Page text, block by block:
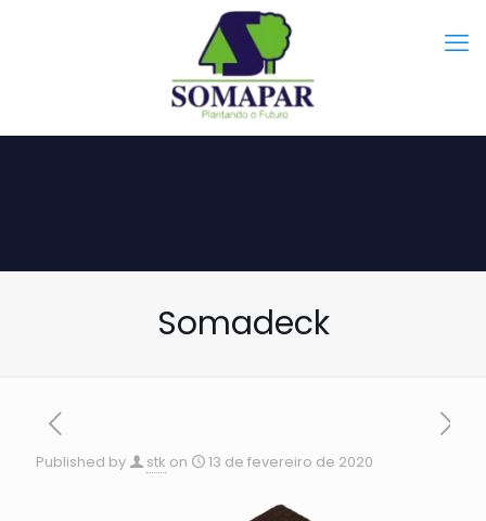
Somadeck
Published by stk on 13 de fevereiro de 2020